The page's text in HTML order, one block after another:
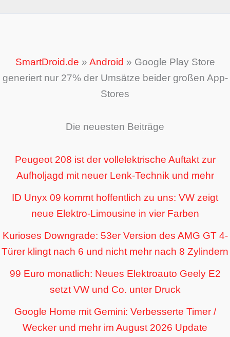
SmartDroid.de » Android » Google Play Store
generiert nur 27% der Umsätze beider großen App-
Stores
Die neuesten Beiträge
Peugeot 208 ist der vollelektrische Auftakt zur
Aufholjagd mit neuer Lenk-Technik und mehr
ID Unyx 09 kommt hoffentlich zu uns: VW zeigt
neue Elektro-Limousine in vier Farben
Kurioses Downgrade: 53er Version des AMG GT 4-
Türer klingt nach 6 und nicht mehr nach 8 Zylindern
99 Euro monatlich: Neues Elektroauto Geely E2
setzt VW und Co. unter Druck
Google Home mit Gemini: Verbesserte Timer /
Wecker und mehr im August 2026 Update